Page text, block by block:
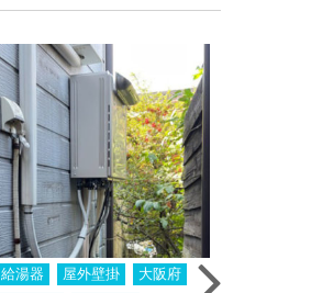
給湯器 屋外壁掛
大阪府